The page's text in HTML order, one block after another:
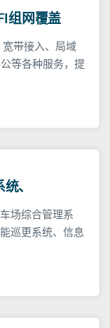
组网覆盖
带接入、局域
等各种服务，提
、
场综合管理系
巡更系统、信息